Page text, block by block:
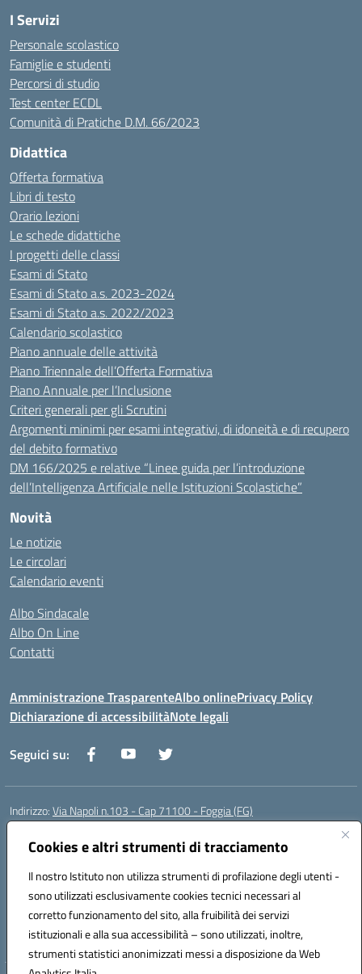
Cookies e altri strumenti di tracciamento
Il nostro Istituto non utilizza strumenti di profilazione degli utenti -
sono utilizzati esclusivamente cookies tecnici necessari al
corretto funzionamento del sito, alla fruibilità dei servizi
istituzionali e alla sua accessibilità – sono utilizzati, inoltre,
strumenti statistici anonimizzati messi a disposizione da Web
I Servizi
Personale scolastico
Famiglie e studenti
Percorsi di studio
Test center ECDL
Comunità di Pratiche D.M. 66/2023
Didattica
Offerta formativa
Libri di testo
Orario lezioni
Le schede didattiche
I progetti delle classi
Esami di Stato
Esami di Stato a.s. 2023-2024
Esami di Stato a.s. 2022/2023
Calendario scolastico
Piano annuale delle attività
Piano Triennale dell’Offerta Formativa
Piano Annuale per l’Inclusione
Criteri generali per gli Scrutini
Argomenti minimi per esami integrativi, di idoneità e di recupero
del debito formativo
DM 166/2025 e relative “Linee guida per l’introduzione
dell’Intelligenza Artificiale nelle Istituzioni Scolastiche”
Novità
Le notizie
Le circolari
Calendario eventi
Albo Sindacale
Albo On Line
Contatti
Amministrazione TrasparenteAlbo onlinePrivacy Policy
Dichiarazione di accessibilitàNote legali
Seguici su:
Indirizzo:Via Napoli n.103 - Cap 71100 - Foggia (FG)
Centralino:
Posta elettronica certificata (PEC):fgis00800v@pec.istruzione.it
Codice fiscale: 80003280718
Codice meccanografico:FGIS00800V
Codice Indice delle Pubbliche Amministrazioni (IPA): istsc_fgis00800v
Codice unico di fatturazione (CUF): SOLVP8